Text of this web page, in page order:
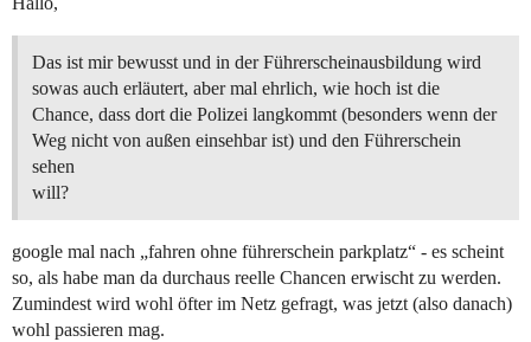
Das ist mir bewusst und in der Führerscheinausbildung wird
sowas auch erläutert, aber mal ehrlich, wie hoch ist die
Chance, dass dort die Polizei langkommt (besonders wenn der
Weg nicht von außen einsehbar ist) und den Führerschein
sehen
will?
google mal nach „fahren ohne führerschein parkplatz“ - es scheint
so, als habe man da durchaus reelle Chancen erwischt zu werden.
Zumindest wird wohl öfter im Netz gefragt, was jetzt (also danach)
wohl passieren mag.